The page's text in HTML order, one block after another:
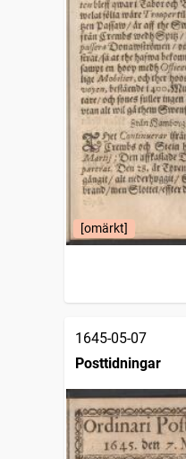
[omärkt]
1645-05-07
Posttidningar